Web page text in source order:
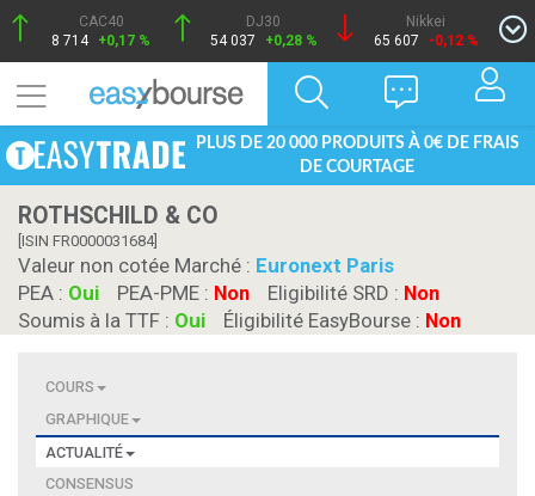
CAC40
8 714 +0,17 %
DJ30
54 037
+0,28 %
Nikkei
65 607
-0,12 %
PLUS DE 20 000 PRODUITS À 0€ DE FRAIS
DE COURTAGE
ROTHSCHILD & CO
[ISIN FR0000031684]
Valeur non cotée Marché : Euronext Paris
PEA : Oui PEA-PME : Non Eligibilité SRD : Non
Soumis à la TTF : Oui Éligibilité EasyBourse : Non
COURS
GRAPHIQUE
ACTUALITÉ
CONSENSUS